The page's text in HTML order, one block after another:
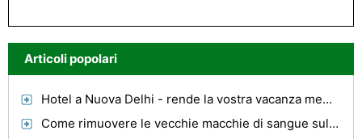
Articoli popolari
Hotel a Nuova Delhi - rende la vostra vacanza memorabile
Come rimuovere le vecchie macchie di sangue sulle Luce Seggi materiale in un auto